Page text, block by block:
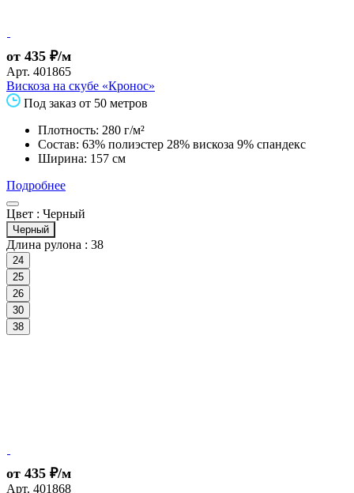
от 435 ₽/м
Арт. 401865
Вискоза на скубе «Кронос»
Под заказ от 50 метров
Плотность: 280 г/м²
Состав: 63% полиэстер 28% вискоза 9% спандекс
Ширина: 157 см
Подробнее
Цвет : Черный
Черный
Длина рулона : 38
24
25
26
30
38
от 435 ₽/м
Арт. 401868